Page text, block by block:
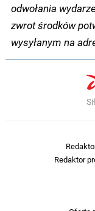
odwołania
zwrot środków
wysyłanym na
Redaktor